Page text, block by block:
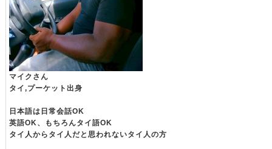
マイクさん
タイ,プーケット出身
日本語は日常会話OK
英語OK、もちろんタイ語OK
タイ人からタイ人だと思われないタイ人の方